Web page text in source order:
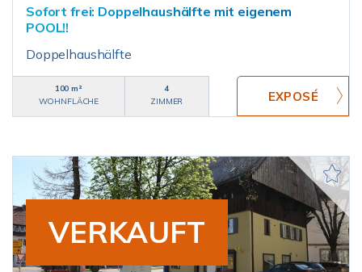
Sofort frei: Doppelhaushälfte mit eigenem
POOL!!
Doppelhaushälfte
100 m²
WOHNFLÄCHE
4
ZIMMER
VERKAUFT